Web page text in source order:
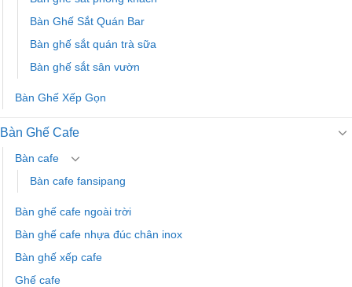
Bàn Ghế Sắt Quán Bar
Bàn ghế sắt quán trà sữa
Bàn ghế sắt sân vườn
Bàn Ghế Xếp Gọn
Bàn Ghế Cafe
Bàn cafe
Bàn cafe fansipang
Bàn ghế cafe ngoài trời
Bàn ghế cafe nhựa đúc chân inox
Bàn ghế xếp cafe
Ghế cafe